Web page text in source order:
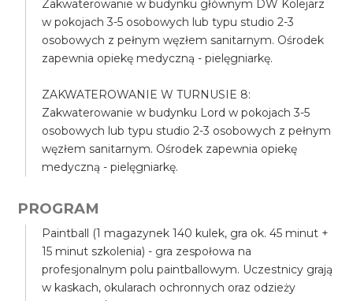
Zakwaterowanie w budynku głównym DW Kolejarz
w pokojach 3-5 osobowych lub typu studio 2-3
osobowych z pełnym węzłem sanitarnym. Ośrodek
zapewnia opiekę medyczną - pielęgniarkę.
ZAKWATEROWANIE W TURNUSIE 8:
Zakwaterowanie w budynku Lord w pokojach 3-5
osobowych lub typu studio 2-3 osobowych z pełnym
węzłem sanitarnym. Ośrodek zapewnia opiekę
medyczną - pielęgniarkę.
PROGRAM
Paintball (1 magazynek 140 kulek, gra ok. 45 minut +
15 minut szkolenia) - gra zespołowa na
profesjonalnym polu paintballowym. Uczestnicy grają
w kaskach, okularach ochronnych oraz odzieży